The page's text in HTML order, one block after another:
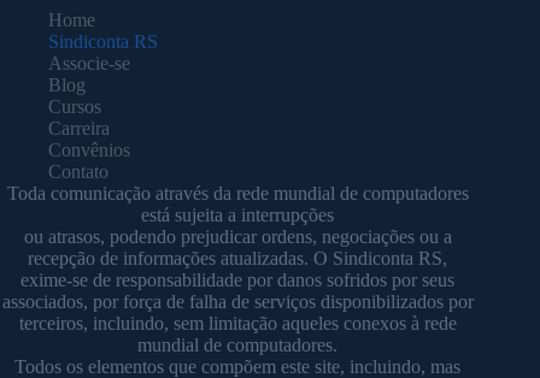
Home
Sindiconta RS
Associe-se
Blog
Cursos
Carreira
Convênios
Contato
Toda comunicação através da rede mundial de computadores
está sujeita a interrupções
ou atrasos, podendo prejudicar ordens, negociações ou a
recepção de informações atualizadas. O Sindiconta RS,
exime-se de responsabilidade por danos sofridos por seus
associados, por força de falha de serviços disponibilizados por
terceiros, incluindo, sem limitação aqueles conexos à rede
mundial de computadores.
Todos os elementos que compõem este site, incluindo, mas